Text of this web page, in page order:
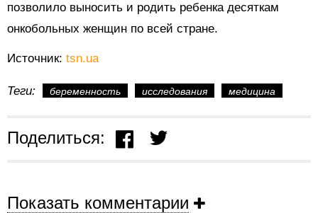
позволило выносить и родить ребенка десяткам
онкобольных женщин по всей стране.
Источник: tsn.ua
Теги: беременность исследования медицина
Поделиться:
Показать комментарии